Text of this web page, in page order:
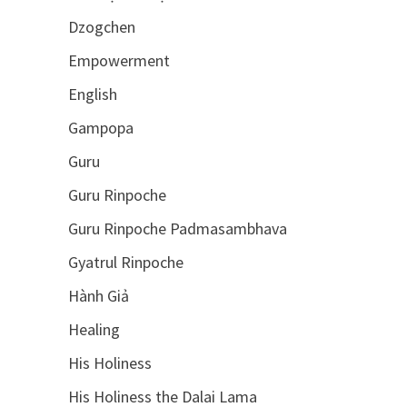
Dzogchen
Empowerment
English
Gampopa
Guru
Guru Rinpoche
Guru Rinpoche Padmasambhava
Gyatrul Rinpoche
Hành Giả
Healing
His Holiness
His Holiness the Dalai Lama